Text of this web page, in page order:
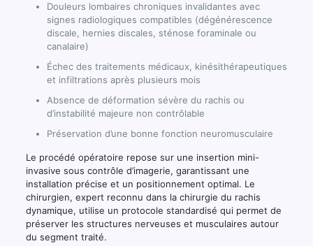
Douleurs lombaires chroniques invalidantes avec
signes radiologiques compatibles (dégénérescence
discale, hernies discales, sténose foraminale ou
canalaire)
Échec des traitements médicaux, kinésithérapeutiques
et infiltrations après plusieurs mois
Absence de déformation sévère du rachis ou
d’instabilité majeure non contrôlable
Préservation d’une bonne fonction neuromusculaire
Le procédé opératoire repose sur une insertion mini-
invasive sous contrôle d’imagerie, garantissant une
installation précise et un positionnement optimal. Le
chirurgien, expert reconnu dans la chirurgie du rachis
dynamique, utilise un protocole standardisé qui permet de
préserver les structures nerveuses et musculaires autour
du segment traité.